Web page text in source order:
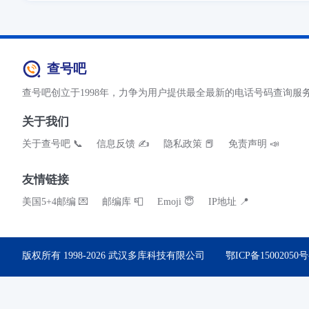
查号吧
查号吧创立于1998年，力争为用户提供最全最新的电话号码查询服
关于我们
关于查号吧 📞 信息反馈 ✍ 隐私政策 📕 免责声明 📣
友情链接
美国5+4邮编 💌 邮编库 📮 Emoji 😇 IP地址 📍
版权所有 1998-2026 武汉多库科技有限公司 鄂ICP备15002050